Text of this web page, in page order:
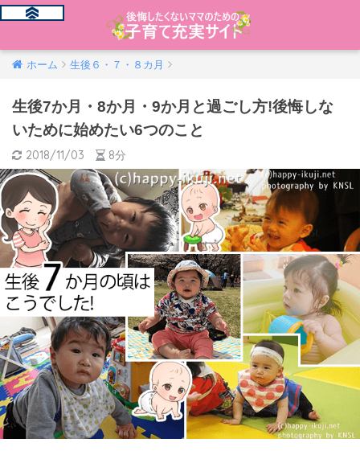
ホーム 生後６・７・８カ月
生後7か月・8か月・9か月と過ごし方!後悔しな
いために始めたい6つのこと
2018/11/03 8分